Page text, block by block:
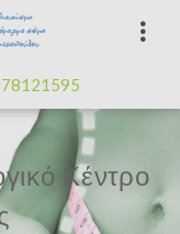
καλή
Κέντρο
καλή
Κέντρο